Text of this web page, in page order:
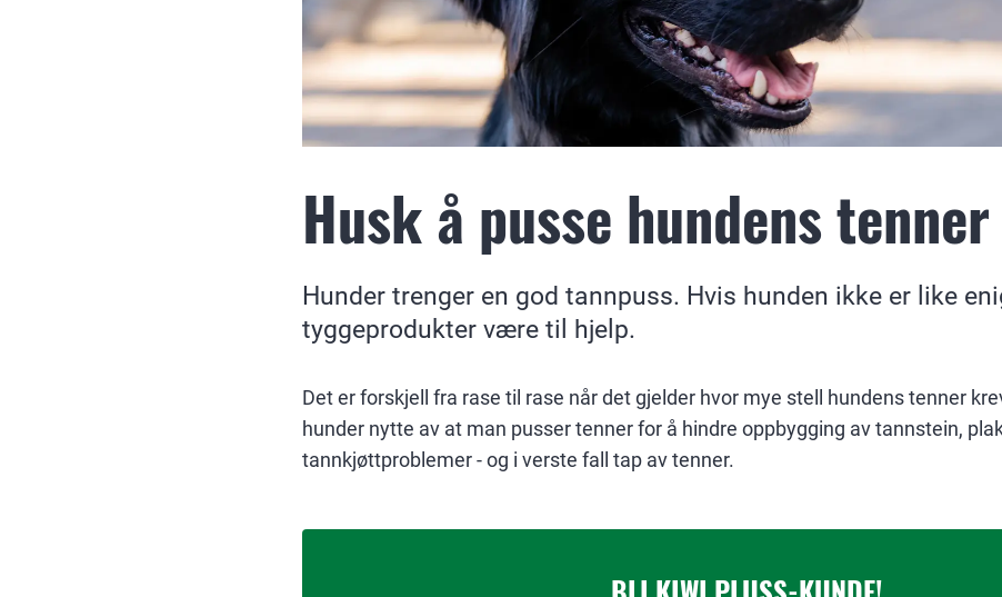
Husk å pusse hundens tenner
Hunder trenger en god tannpuss. Hvis hunden ikke er like
tyggeprodukter være til hjelp.
Det er forskjell fra rase til rase når det gjelder hvor mye stell hundens tenner
hunder nytte av at man pusser tenner for å hindre oppbygging av tannstein,
tannkjøttproblemer - og i verste fall tap av tenner.